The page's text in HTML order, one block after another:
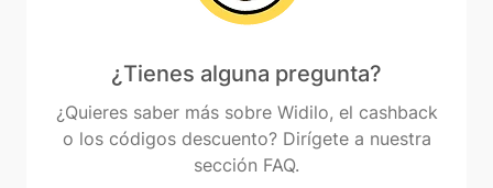
¿Tienes alguna pregunta?
¿Quieres saber más sobre Widilo, el cashback
o los códigos descuento? Dirígete a nuestra
sección FAQ.